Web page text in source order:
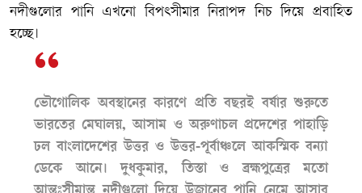
নদীগুলোর পানি এখনো বিপৎসীমার নিরাপদ নিচ দিয়ে প্রবাহিত
হচ্ছে।
ভৌগোলিক অবস্থানের কারণে প্রতি বছরই বর্ষার শুরুতে
ভারতের মেঘালয়, আসাম ও অরুণাচল প্রদেশের পাহাড়ি
ঢল বাংলাদেশের উত্তর ও উত্তর-পূর্বাঞ্চলে আকস্মিক বন্যা
ডেকে আনে। দুধকুমার, তিস্তা ও ব্রহ্মপুত্রের মতো